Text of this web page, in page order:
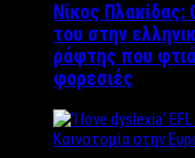
Νίκος
του στην
ράφτης που
φορεσιές